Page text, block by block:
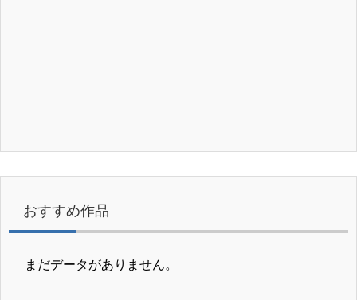
おすすめ作品
まだデータがありません。